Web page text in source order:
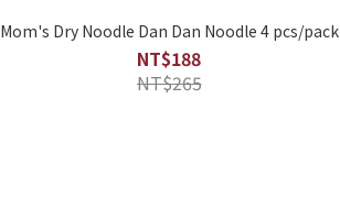
Mom's Dry Noodle Dan Dan Noodle 4 pcs/pack
NT$188
NT$265